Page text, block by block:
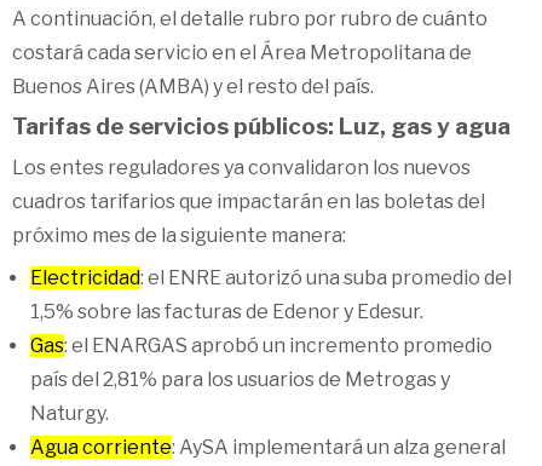
A continuación, el detalle rubro por rubro de cuánto
costará cada servicio en el Área Metropolitana de
Buenos Aires (AMBA) y el resto del país.
Tarifas de servicios públicos: Luz, gas y agua
Los entes reguladores ya convalidaron los nuevos
cuadros tarifarios que impactarán en las boletas del
próximo mes de la siguiente manera:
Electricidad: el ENRE autorizó una suba promedio del
1,5% sobre las facturas de Edenor y Edesur.
Gas: el ENARGAS aprobó un incremento promedio
país del 2,81% para los usuarios de Metrogas y
Naturgy.
Agua corriente: AySA implementará un alza general